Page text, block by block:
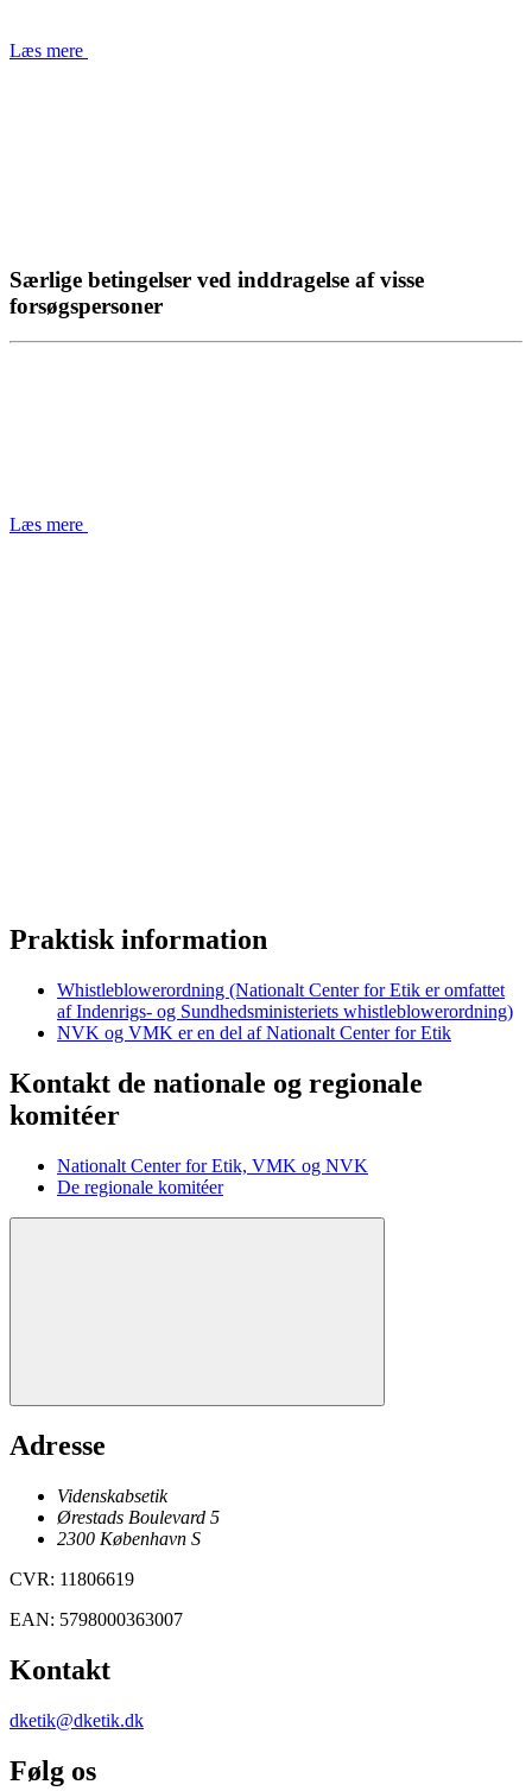
Læs mere
Særlige betingelser ved inddragelse af visse
forsøgspersoner
Læs mere
Praktisk information
Whistleblowerordning (Nationalt Center for Etik er omfattet
af Indenrigs- og Sundhedsministeriets whistleblowerordning)
NVK og VMK er en del af Nationalt Center for Etik
Kontakt de nationale og regionale
komitéer
Nationalt Center for Etik, VMK og NVK
De regionale komitéer
Adresse
Videnskabsetik
Ørestads Boulevard 5
2300 København S
CVR: 11806619
EAN: 5798000363007
Kontakt
dketik@dketik.dk
Følg os